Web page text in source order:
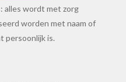
alles wordt met zorg
worden met naam of
persoonlijk is.